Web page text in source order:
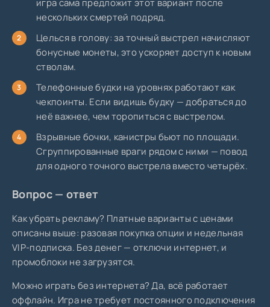
игра сама предложит этот вариант после
нескольких смертей подряд.
Целься в голову: за точный выстрел начисляют
бонусные монеты, это ускоряет доступ к новым
стволам.
Телефонные будки на уровнях работают как
чекпоинты. Если видишь будку — добраться до
неё важнее, чем торопиться с выстрелом.
Взрывные бочки, канистры бьют по площади.
Сгруппированные враги рядом с ними — повод
для одного точного выстрела вместо четырёх.
Вопрос — ответ
Как убрать рекламу? Платные варианты с ценами
описаны выше: разовая покупка опции и недельная
VIP-подписка. Без денег — отключи интернет, и
промоблоки не загрузятся.
Можно играть без интернета? Да, всё работает
оффлайн. Игра не требует постоянного подключения